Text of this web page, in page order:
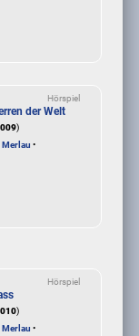
Hörspiel
der Welt
)
Merlau •
Hörspiel
)
Merlau •